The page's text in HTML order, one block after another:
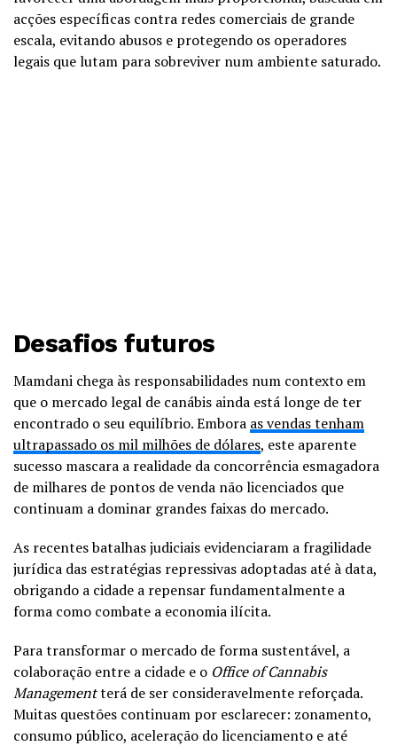
acções específicas contra redes comerciais de grande
escala, evitando abusos e protegendo os operadores
legais que lutam para sobreviver num ambiente saturado.
Desafios futuros
Mamdani chega às responsabilidades num contexto em
que o mercado legal de canábis ainda está longe de ter
encontrado o seu equilíbrio. Embora as vendas tenham
ultrapassado os mil milhões de dólares, este aparente
sucesso mascara a realidade da concorrência esmagadora
de milhares de pontos de venda não licenciados que
continuam a dominar grandes faixas do mercado.
As recentes batalhas judiciais evidenciaram a fragilidade
jurídica das estratégias repressivas adoptadas até à data,
obrigando a cidade a repensar fundamentalmente a
forma como combate a economia ilícita.
Para transformar o mercado de forma sustentável, a
colaboração entre a cidade e o Office of Cannabis
Managementterá de ser consideravelmente reforçada.
Muitas questões continuam por esclarecer: zonamento,
consumo público, aceleração do licenciamento e até